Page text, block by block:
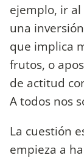
ejemplo, ir
una
que implica
frutos, o
de actitud
A todos nos
La cuestión
empieza a